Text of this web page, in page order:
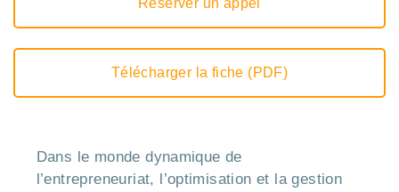
Réserver un appel
Télécharger la fiche (PDF)
Dans le monde dynamique de
l’entrepreneuriat, l’optimisation et la gestion